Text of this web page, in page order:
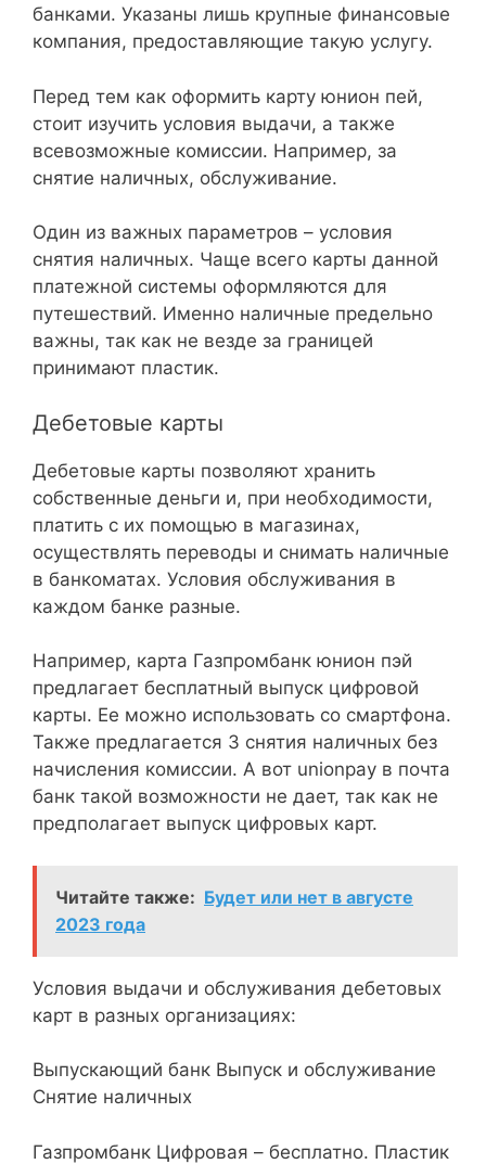
банками. Указаны лишь крупные финансовые
компания, предоставляющие такую услугу.
Перед тем как оформить карту юнион пей,
стоит изучить условия выдачи, а также
всевозможные комиссии. Например, за
снятие наличных, обслуживание.
Один из важных параметров – условия
снятия наличных. Чаще всего карты данной
платежной системы оформляются для
путешествий. Именно наличные предельно
важны, так как не везде за границей
принимают пластик.
Дебетовые карты
Дебетовые карты позволяют хранить
собственные деньги и, при необходимости,
платить с их помощью в магазинах,
осуществлять переводы и снимать наличные
в банкоматах. Условия обслуживания в
каждом банке разные.
Например, карта Газпромбанк юнион пэй
предлагает бесплатный выпуск цифровой
карты. Ее можно использовать со смартфона.
Также предлагается 3 снятия наличных без
начисления комиссии. А вот unionpay в почта
банк такой возможности не дает, так как не
предполагает выпуск цифровых карт.
Читайте также: Будет или нет в августе
2023 года
Условия выдачи и обслуживания дебетовых
карт в разных организациях:
Выпускающий банк Выпуск и обслуживание
Снятие наличных
Газпромбанк Цифровая – бесплатно. Пластик